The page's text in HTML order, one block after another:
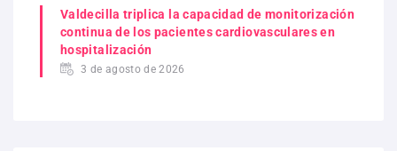
Valdecilla triplica la capacidad de monitorización
continua de los pacientes cardiovasculares en
hospitalización
3 de agosto de 2026